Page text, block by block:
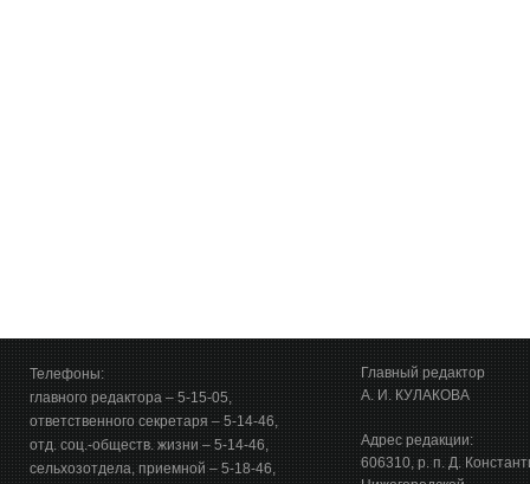
Телефоны:
главного редактора – 5-15-05,
ответственного секретаря – 5-14-46,
отд. соц.-обществ. жизни – 5-14-46,
сельхозотдела, приемной – 5-18-46,
Главный редактор
А. И. КУЛАКОВА
Адрес редакции:
606310, р. п. Д.